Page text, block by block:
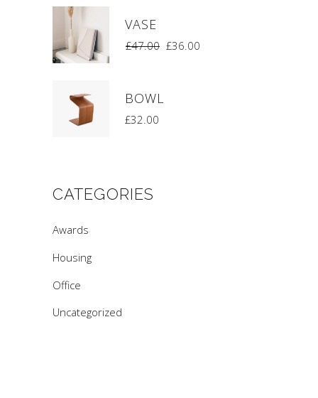
VASE
£47.00 £36.00
BOWL
£32.00
CATEGORIES
Awards
Housing
Office
Uncategorized